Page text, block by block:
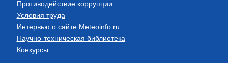
Противодействие коррупции
Условия труда
Интервью о сайте Meteoinfo.ru
Научно-техническая библиотека
Конкурсы